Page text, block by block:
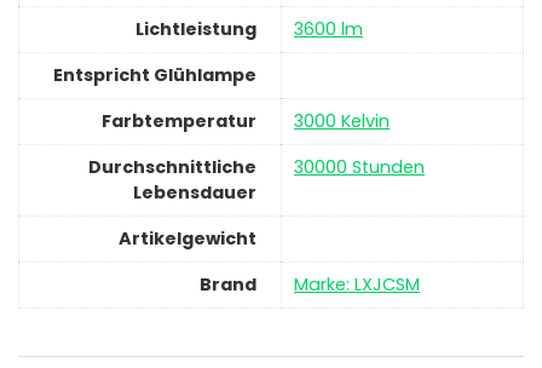
Lichtleistung
‎3600 lm
Entspricht Glühlampe
Farbtemperatur
‎3000 Kelvin
Durchschnittliche
Lebensdauer
‎30000 Stunden
Artikelgewicht
Brand
Marke: LXJCSM